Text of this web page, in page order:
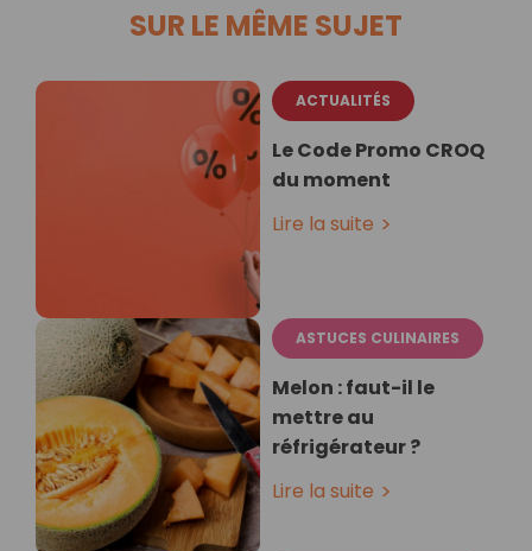
SUR LE MÊME SUJET
ACTUALITÉS
Le Code Promo CROQ
du moment
Lire la suite
ASTUCES CULINAIRES
Melon : faut-il le
mettre au
réfrigérateur ?
Lire la suite